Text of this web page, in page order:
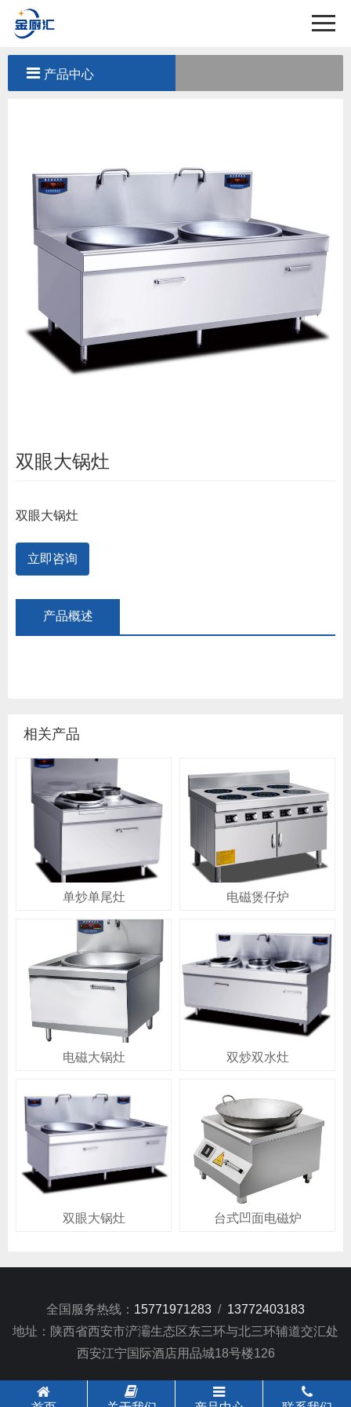
关于我们
产品中心
新闻中心
产品中心
双眼大锅灶
双眼大锅灶
立即咨询
产品概述
相关产品
单炒单尾灶 电磁煲仔炉
电磁大锅灶 双炒双水灶
双眼大锅灶 台式凹面电磁炉
全国服务热线： 15771971283 / 13772403183
地址：陕西省西安市浐灞生态区东三环与北三环辅道交汇处
西安江宁国际酒店用品城18号楼126